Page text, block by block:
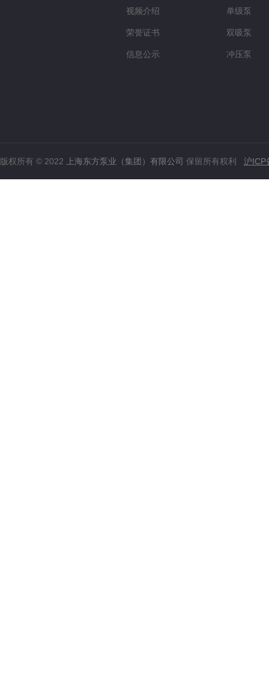
视频介绍
荣誉证书
信息公示
单级泵
双吸泵
冲压泵
版权所有 © 2022 上海东方泵业（集团）有限公司 保留所有权利 沪ICP